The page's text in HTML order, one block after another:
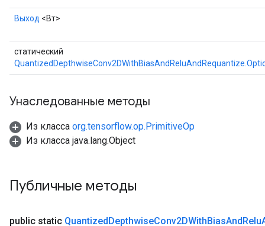
Выход <Вт>
статический
Унаследованные методы
Из класса org.tensorflow.op.PrimitiveOp
Из класса java.lang.Object
Публичные методы
public static QuantizedDepthwiseConv2DWithBiasAndRelu